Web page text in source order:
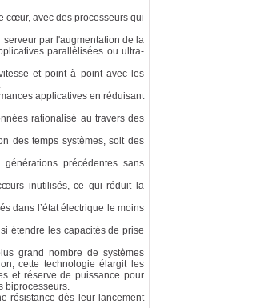
cœur, avec des processeurs qui
par l'augmentation de la
parallèlisées ou ultra-
et point à point avec les
applicatives en réduisant
rationalisé au travers des
des temps systèmes, soit des
précédentes sans
inutilisés, ce qui réduit la
dans l’état électrique le moins
étendre les capacités de prise
grand nombre de systèmes
cette technologie élargit les
et réserve de puissance pour
biprocesseurs.
résistance dès leur lancement